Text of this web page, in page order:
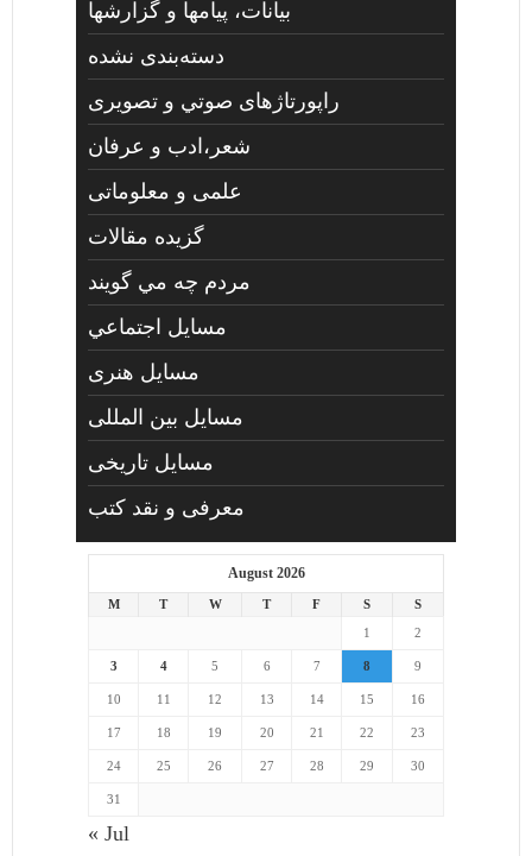
بیانات، پیامها و گزارشها
دسته‌بندی نشده
راپورتاژهای صوتي و تصويری
شعر،ادب و عرفان
علمی و معلوماتی
گزیده مقالات
مردم چه مي گويند
مسايل اجتماعي
مسايل هنری
مسایل بین المللی
مسایل تاریخی
معرفی و نقد کتب
August 2026
M T W T F S
S
1
2
3 4 5 6 7 8 9
10 11 12 13 14 15 16
17 18 19 20 21 22 23
24 25 26 27 28 29 30
31
« Jul